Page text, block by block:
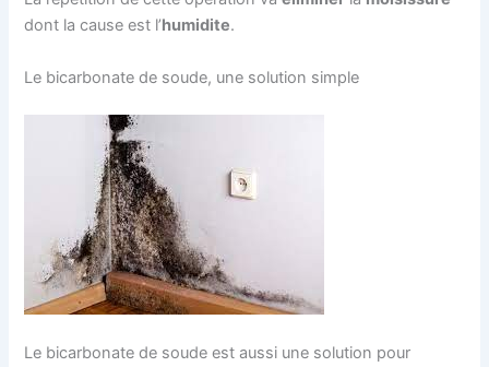
dont la cause est l’humidite.
Le bicarbonate de soude, une solution simple
Le bicarbonate de soude est aussi une solution pour